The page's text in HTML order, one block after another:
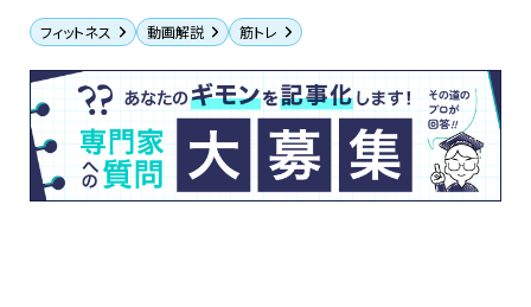
フィットネス 動画解説 筋トレ